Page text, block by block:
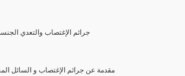
5- جرائم الإغتصاب والتعدي
(15) مقدمة عن جرائم الإغتصاب و السائل